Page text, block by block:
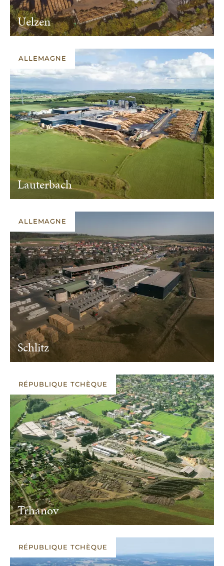
Uelzen
ALLEMAGNE
Lauterbach
ALLEMAGNE
Schlitz
RÉPUBLIQUE TCHÈQUE
Trhanov
RÉPUBLIQUE TCHÈQUE